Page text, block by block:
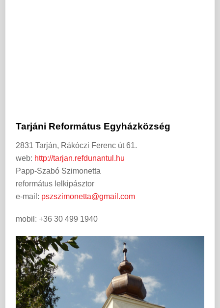
Tarjáni Református Egyházközség
2831 Tarján, Rákóczi Ferenc út 61.
web: http://tarjan.refdunantul.hu
Papp-Szabó Szimonetta
református lelkipásztor
e-mail: pszszimonetta@gmail.com
mobil: +36 30 499 1940